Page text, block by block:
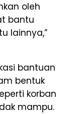
oleh
bantu
lainnya,”
bantuan
bentuk
korban
mampu.